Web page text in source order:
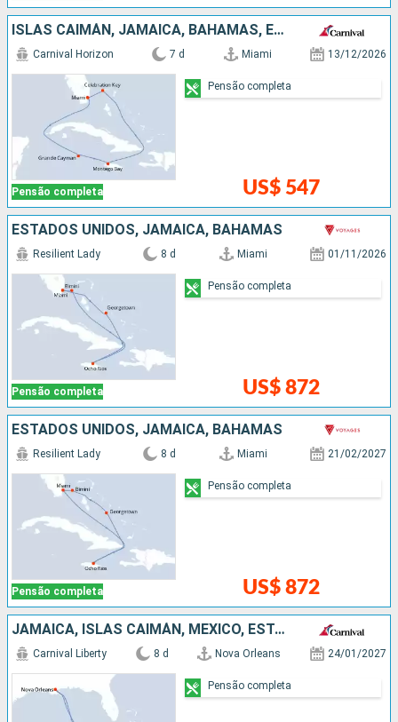
ISLAS CAIMÁN, JAMAICA, BAHAMAS, ESTADOS UNIDOS
Pensão completa
Carnival Horizon 7 d Miami 13/12/2026
US$ 547
Pensão completa
ESTADOS UNIDOS, JAMAICA, BAHAMAS
Pensão completa
Resilient Lady 8 d Miami 01/11/2026
US$ 872
Pensão completa
ESTADOS UNIDOS, JAMAICA, BAHAMAS
Pensão completa
Resilient Lady 8 d Miami 21/02/2027
US$ 872
Pensão completa
JAMAICA, ISLAS CAIMÁN, MÉXICO, ESTADOS UNIDOS
Carnival Liberty 8 d Nova Orleans 24/01/2027
Pensão completa